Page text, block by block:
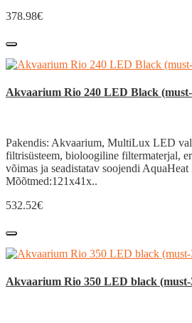
378.98€
Akvaarium Rio 240 LED Black
Pakendis: Akvaarium, MultiLux LED
filtrisüsteem, bioloogiline filtermaterjal,
võimas ja seadistatav soojendi
Mõõtmed:121x41x..
532.52€
Akvaarium Rio 350 LED black